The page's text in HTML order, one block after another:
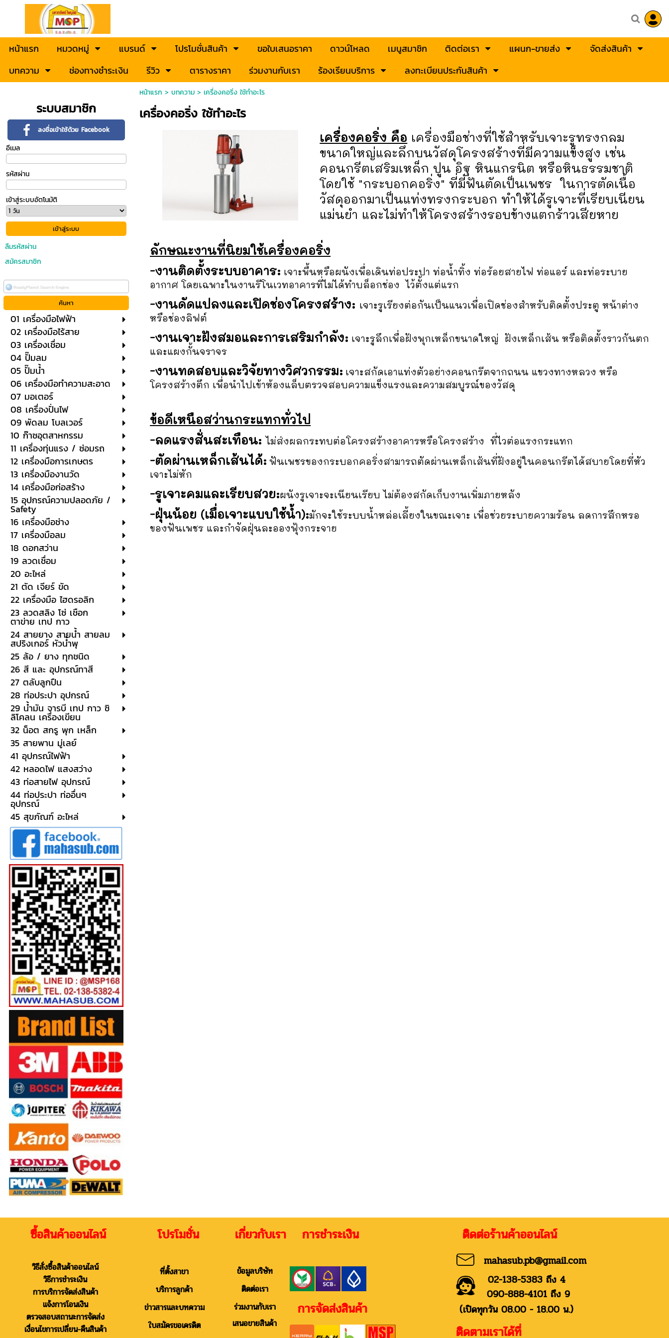
หน้าแรก หมวดหมู่ แบรนด์ โปรโมชั่นสินค้า ขอใบเสนอราคา ดาวน์โหลด เมนูสมาชิก ติดต่อเรา แผนก-ขายส่ง
จัดส่งสินค้า
บทความ
ช่องทางชำระเงิน รีวิว ตารางราคา ร่วมงานกับเรา ร้องเรียนบริการ ลงทะเบียนประกันสินค้า
ระบบสมาชิก
ลงชื่อเข้าใช้ด้วย Facebook
อีเมล
รหัสผ่าน
เข้าสู่ระบบอัตโนมัติ
ลืมรหัสผ่าน
สมัครสมาชิก
01 เครื่องมือไฟฟ้า
02 เครื่องมือไร้สาย
03 เครื่องเชื่อม
04 ปั๊มลม
05 ปั๊มน้ำ
06 เครื่องมือทำความสะอาด
07 มอเตอร์
08 เครื่องปั่นไฟ
09 พัดลม โบลเวอร์
10 ก๊าซอุตสาหกรรม
11 เครื่องทุ่นแรง / ซ่อมรถ
12 เครื่องมือการเกษตร
13 เครื่องมืองานวัด
14 เครื่องมือก่อสร้าง
15 อุปกรณ์ความปลอดภัย /
Safety
16 เครื่องมือช่าง
17 เครื่องมือลม
18 ดอกสว่าน
19 ลวดเชื่อม
20 อะไหล่
21 ตัด เจียร์ ขัด
22 เครื่องมือ ไฮดรอลิก
23 ลวดสลิง โซ่ เชือก
ตาข่าย เทป กาว
24 สายยาง สายน้ำ สายลม
สปริงเกอร์ หัวน้ำพุ
25 ล้อ / ยาง ทุกชนิด
26 สี และ อุปกรณ์ทาสี
27 ตลับลูกปืน
28 ท่อประปา อุปกรณ์
29 น้ำมัน จารบี เทป กาว ซิ
ลิโคลน เครื่องเขียน
32 น็อต สกรู พุก เหล็ก
35 สายพาน มู่เลย์
41 อุปกรณ์ไฟฟ้า
42 หลอดไฟ แสงสว่าง
43 ท่อสายไฟ อุปกรณ์
44 ท่อประปา ท่ออื่นๆ
อุปกรณ์
45 สุขภัณฑ์ อะไหล่
หน้าแรก > บทความ> เครื่องคอริ่ง ใช้ทำอะไร
เครื่องคอริ่ง ใช้ทำอะไร
เครื่องคอริ่ง คือ เครื่องมือช่างที่ใช้สำหรับเจาะรูทรงกลม
ขนาดใหญ่และลึกบนวัสดุโครงสร้างที่มีความแข็งสูง เช่น
คอนกรีตเสริมเหล็ก ปูน อิฐ หินแกรนิต หรือหินธรรมชาติ
โดยใช้ "กระบอกคอริ่ง" ที่มีฟันตัดเป็นเพชร ในการตัดเนื้อ
วัสดุออกมาเป็นแท่งทรงกระบอก ทำให้ได้รูเจาะที่เรียบเนียน
แม่นยำ และไม่ทำให้โครงสร้างรอบข้างแตกร้าวเสียหาย
ลักษณะงานที่นิยมใช้เครื่องคอริ่ง
-งานติดตั้งระบบอาคาร: เจาะพื้นหรือผนังเพื่อเดินท่อประปา ท่อน้ำทิ้ง ท่อร้อยสายไฟ ท่อแอร์ และท่อระบาย
อากาศ โดยเฉพาะในงานรีโนเวทอาคารที่ไม่ได้ทำบล็อกช่อง ไว้ตั้งแต่แรก
-งานดัดแปลงและเปิดช่องโครงสร้าง: เจาะรูเรียงต่อกันเป็นแนวเพื่อเปิดช่องสำหรับติดตั้งประตู หน้าต่าง
หรือช่องลิฟต์
-งานเจาะฝังสมอและการเสริมกำลัง: เจาะรูลึกเพื่อฝังพุกเหล็กขนาดใหญ่ ฝังเหล็กเส้น หรือติดตั้งราวกันตก
และแผงกั้นจราจร
-งานทดสอบและวิจัยทางวิศวกรรม: เจาะสกัดเอาแท่งตัวอย่างคอนกรีตจากถนน แขวงทางหลวง หรือ
โครงสร้างตึก เพื่อนำไปเข้าห้องแล็บตรวจสอบความแข็งแรงและความสมบูรณ์ของวัสดุ
ข้อดีเหนือสว่านกระแทกทั่วไป
-ลดแรงสั่นสะเทือน: ไม่ส่งผลกระทบต่อโครงสร้างอาคารหรือโครงสร้าง ที่ไวต่อแรงกระแทก
-ตัดผ่านเหล็กเส้นได้: ฟันเพชรของกระบอกคอริ่งสามารถตัดผ่านเหล็กเส้นที่ฝังอยู่ในคอนกรีตได้สบายโดยที่หัว
เจาะไม่หัก
-รูเจาะคมและเรียบสวย:ผนังรูเจาะจะเนียนเรียบ ไม่ต้องสกัดเก็บงานเพิ่มภายหลัง
-ฝุ่นน้อย (เมื่อเจาะแบบใช้น้ำ):มักจะใช้ระบบน้ำหล่อเลี้ยงในขณะเจาะ เพื่อช่วยระบายความร้อน ลดการสึกหรอ
ของฟันเพชร และกำจัดฝุ่นละอองฟุ้งกระจาย
ซื้อสินค้าออนไลน์ โปรโมชั่น เกี่ยวกับเรา การชำระเงิน ติดต่อร้านค้าออนไลน์
วิธีสั่งซื้อสินค้าออนไลน์
วิธีการชำระเงิน
การบริการจัดส่งสินค้า
แจ้งการโอนเงิน
ตรวจสอบสถานะการจัดส่ง
เงื่อนไขการเปลี่ยน-คืนสินค้า
ที่ตั้งสาขา
บริการลูกค้า
ข่าวสารและบทความ
ใบสมัครขอเครดิต
ข้อมูลบริษัท
ติดต่อเรา
ร่วมงานกับเรา
เสนอขายสินค้า
การจัดส่งสินค้า
mahasub.pb@gmail.com
02-138-5383 ถึง 4
090-888-4101 ถึง 9
(เปิดทุกวัน 08.00 - 18.00 น.)
ติดตามเราได้ที่